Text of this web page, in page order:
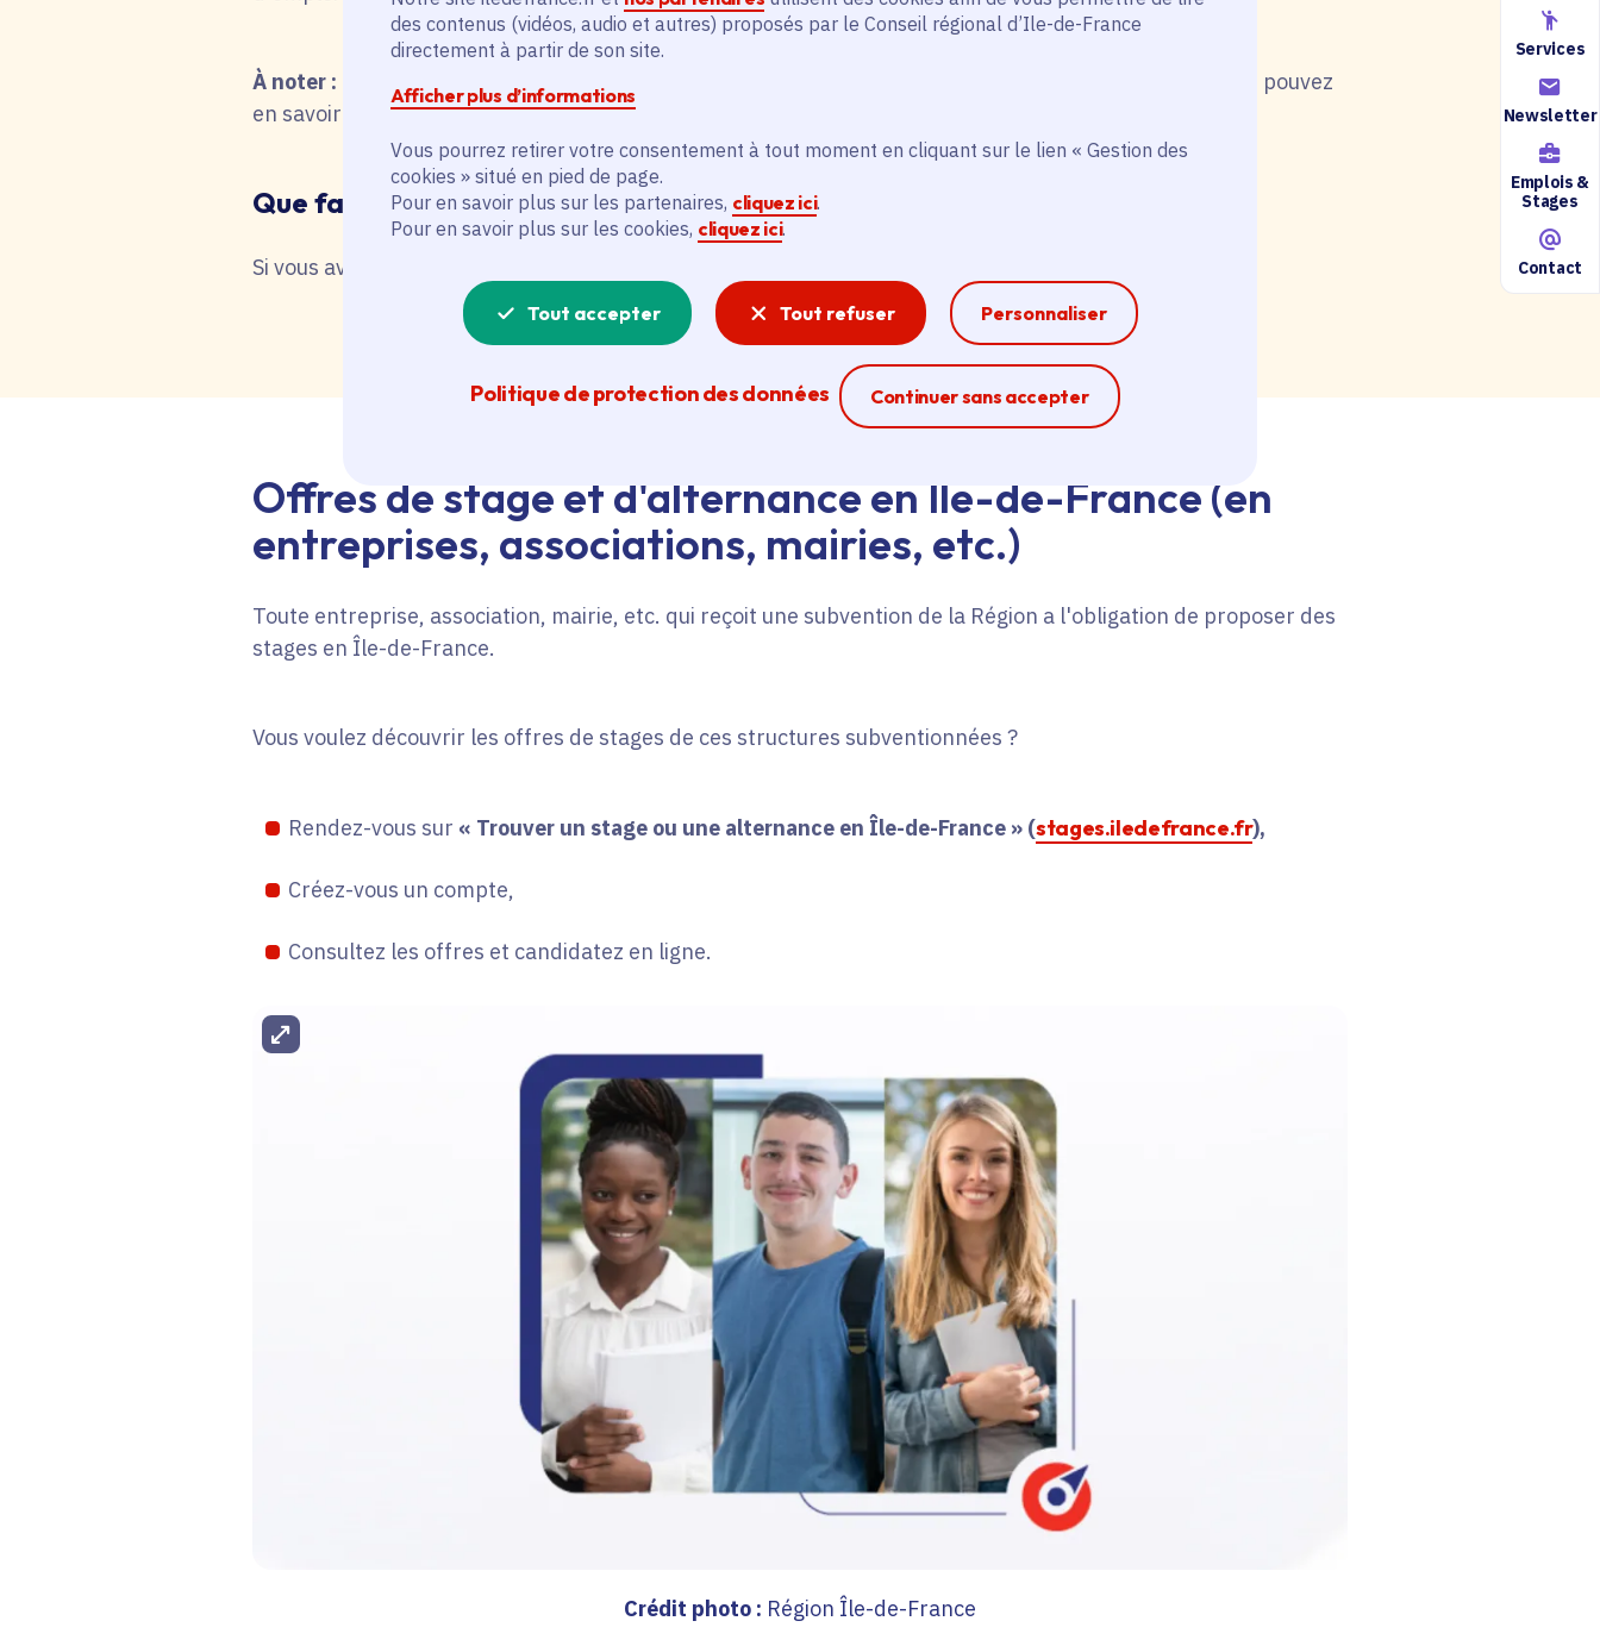
des contenus (vidéos, audio et autres) proposés par le Conseil régional d’Ile-de-France
directement à partir de son site.
Afficher plus d’informations
Vous pourrez retirer votre consentement à tout moment en cliquant sur le lien « Gestion des
cookies » situé en pied de page.
Pour en savoir plus sur les partenaires, cliquez ici.
Pour en savoir plus sur les cookies, cliquez ici.
Tout accepter Tout refuser Personnaliser
Politique de protection des données Continuer sans accepter
Ferme la modale
Services
Newsletter
Emplois &
Stages
Contact
À noter :
pour une recherche d'emploi au siège de la Région ou dans les lycées, avant de postuler, vous pouvez
en savoir plus en interrogeant nos agents Ambassadeurs.
Que faire en cas de problème technique ?
Si vous avez besoin d'une assistance technique, écrivez-nous en utilisant
Offres de stage et d'alternance en Île-de-France (en
entreprises, associations, mairies, etc.)
Toute entreprise, association, mairie, etc. qui reçoit une subvention de la Région a l'obligation de proposer des
stages en Île-de-France.
Vous voulez découvrir les offres de stages de ces structures subventionnées ?
Rendez-vous sur « Trouver un stage ou une alternance en Île-de-France » (stages.iledefrance.fr),
Créez-vous un compte,
Consultez les offres et candidatez en ligne.
Agrandir l'image
Crédit photo : Région Île-de-France